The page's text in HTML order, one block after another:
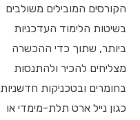
הקורסים המובילים משולבים
בשיטות הלימוד העדכניות
ביותר, שתוך כדי ההכשרה
מצליחים להכיר ולהתנסות
בחומרים ובטכניקות חדשניות
כגון נייל ארט תלת-מימדי או